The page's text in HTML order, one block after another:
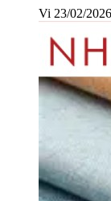
Vi 23/02/2026